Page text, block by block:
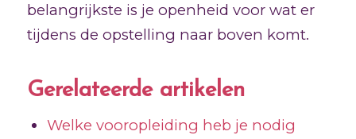
belangrijkste is je openheid voor wat er
tijdens de opstelling naar boven komt.
Gerelateerde artikelen
Welke vooropleiding heb je nodig